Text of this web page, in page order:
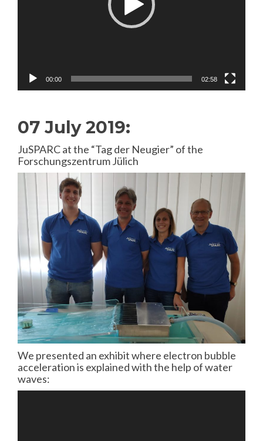
00:00 02:58
07 July 2019:
JuSPARC at the “Tag der Neugier” of the
Forschungszentrum Jülich
We presented an exhibit where electron bubble
acceleration is explained with the help of water
waves: